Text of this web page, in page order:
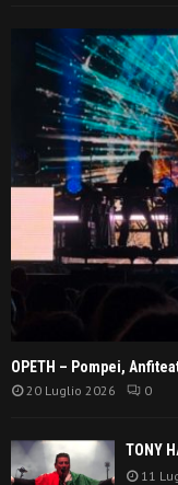
OPETH – Pompei,
20 Luglio 2026 0
TONY
11